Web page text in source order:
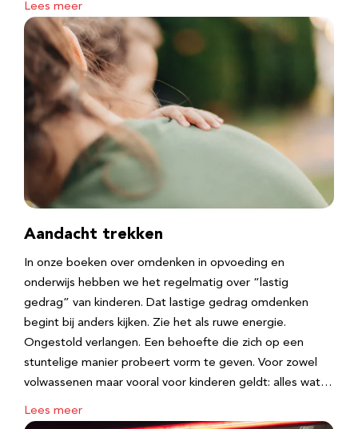
Lees meer
Aandacht trekken
In onze boeken over omdenken in opvoeding en
onderwijs hebben we het regelmatig over “lastig
gedrag” van kinderen. Dat lastige gedrag omdenken
begint bij anders kijken. Zie het als ruwe energie.
Ongestold verlangen. Een behoefte die zich op een
stuntelige manier probeert vorm te geven. Voor zowel
volwassenen maar vooral voor kinderen geldt: alles wat…
Lees meer